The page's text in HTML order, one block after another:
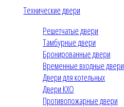
Технические двери
Решетчатые двери
Тамбурные двери
Бронированные двери
Временные входные двери
Двери для котельных
Двери КХО
Противопожарные двери